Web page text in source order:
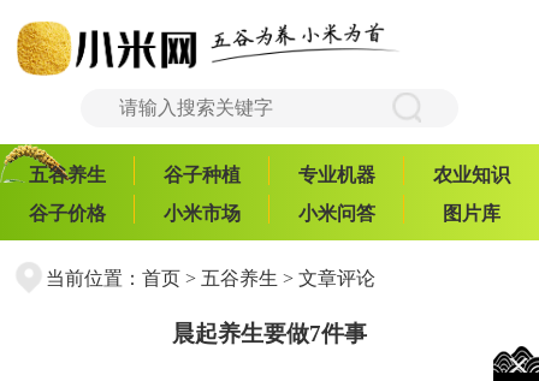
五谷养生 谷子种植 专业机器
农业知识
谷子价格
小米市场 小米问答 图片库
当前位置： 首页> 五谷养生 > 文章评论
晨起养生要做7件事